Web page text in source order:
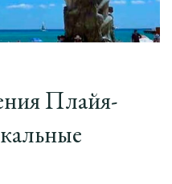
Плайя-